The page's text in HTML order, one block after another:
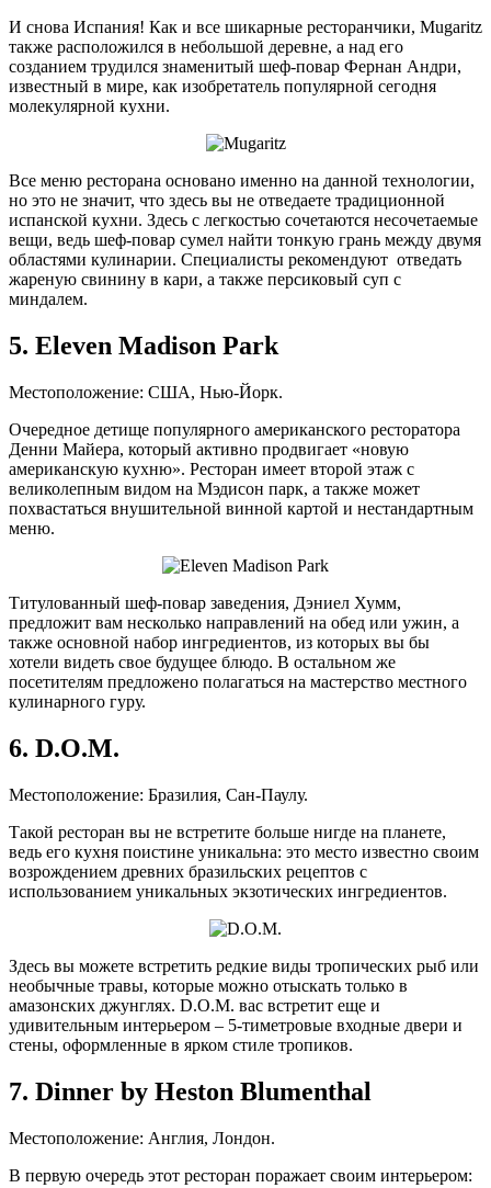
И снова Испания! Как и все шикарные ресторанчики, Mugaritz
также расположился в небольшой деревне, а над его
созданием трудился знаменитый шеф-повар Фернан Андри,
известный в мире, как изобретатель популярной сегодня
молекулярной кухни.
Все меню ресторана основано именно на данной технологии,
но это не значит, что здесь вы не отведаете традиционной
испанской кухни. Здесь с легкостью сочетаются несочетаемые
вещи, ведь шеф-повар сумел найти тонкую грань между двумя
областями кулинарии. Специалисты рекомендуют отведать
жареную свинину в кари, а также персиковый суп с
миндалем.
5. Eleven Madison Park
Местоположение: США, Нью-Йорк.
Очередное детище популярного американского ресторатора
Денни Майера, который активно продвигает «новую
американскую кухню». Ресторан имеет второй этаж с
великолепным видом на Мэдисон парк, а также может
похвастаться внушительной винной картой и нестандартным
меню.
Титулованный шеф-повар заведения, Дэниел Хумм,
предложит вам несколько направлений на обед или ужин, а
также основной набор ингредиентов, из которых вы бы
хотели видеть свое будущее блюдо. В остальном же
посетителям предложено полагаться на мастерство местного
кулинарного гуру.
6. D.O.M.
Местоположение: Бразилия, Сан-Паулу.
Такой ресторан вы не встретите больше нигде на планете,
ведь его кухня поистине уникальна: это место известно своим
возрождением древних бразильских рецептов с
использованием уникальных экзотических ингредиентов.
Здесь вы можете встретить редкие виды тропических рыб или
необычные травы, которые можно отыскать только в
амазонских джунглях. D.O.M. вас встретит еще и
удивительным интерьером – 5-тиметровые входные двери и
стены, оформленные в ярком стиле тропиков.
7. Dinner by Heston Blumenthal
Местоположение: Англия, Лондон.
В первую очередь этот ресторан поражает своим интерьером: